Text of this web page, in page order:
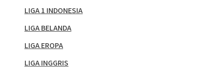
LIGA 1 INDONESIA
LIGA BELANDA
LIGA EROPA
LIGA INGGRIS